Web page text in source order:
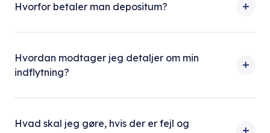
Hvorfor betaler man depositum?
Hvordan modtager jeg detaljer om min
indflytning?
Hvad skal jeg gøre, hvis der er fejl og